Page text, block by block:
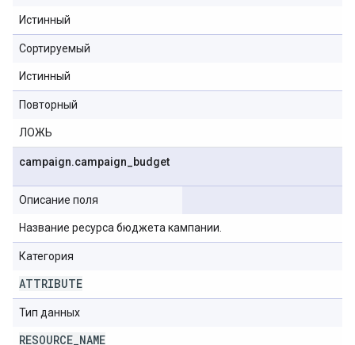
Истинный
Сортируемый
Истинный
Повторный
ЛОЖЬ
campaign.campaign budget
Описание поля
Название ресурса бюджета кампании.
Категория
ATTRIBUTE
Тип данных
RESOURCE NAME